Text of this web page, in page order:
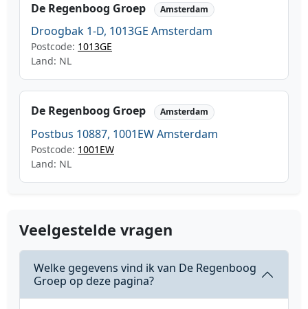
De Regenboog Groep Amsterdam
Droogbak 1-D, 1013GE Amsterdam
Postcode: 1013GE
Land: NL
De Regenboog Groep Amsterdam
Postbus 10887, 1001EW Amsterdam
Postcode: 1001EW
Land: NL
Veelgestelde vragen
Welke gegevens vind ik van De Regenboog
Groep op deze pagina?